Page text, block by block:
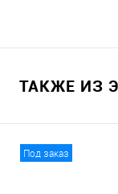
ТАКЖЕ ИЗ
Под заказ